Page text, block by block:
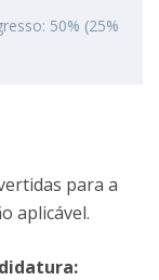
50% (25%
para a
aplicável.